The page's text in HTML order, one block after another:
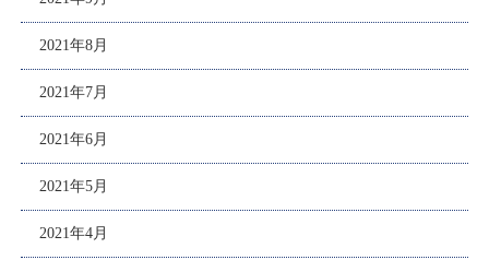
2021年8月
2021年7月
2021年6月
2021年5月
2021年4月